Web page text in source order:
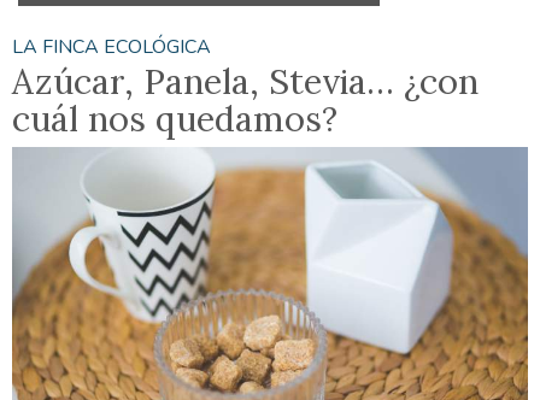
LA FINCA ECOLÓGICA
Azúcar, Panela, Stevia… ¿con
cuál nos quedamos?